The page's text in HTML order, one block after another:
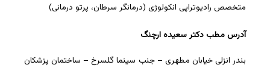
متخصص رادیوتراپی انکولوژی (درمانگر سرطان، پرتو درمانی)
آدرس مطب دکتر سعیده ارچنگ
بندر انزلی خیابان مطهری – جنب سینما گلسرخ – ساختمان پزشکان